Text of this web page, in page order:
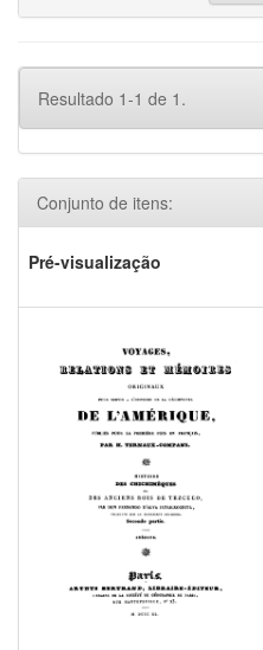
Resultado 1-1 de 1.
Conjunto de itens:
Pré-visualização